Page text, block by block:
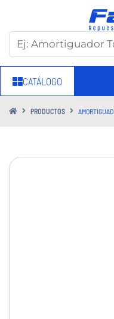
CATÁLOGO
PRODUCTOS